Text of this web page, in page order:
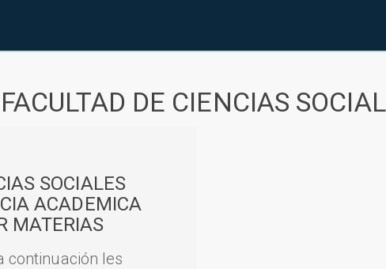
FACULTAD DE CIENCIAS
SOCIALES
ACADEMICA
MATERIAS
continuación les